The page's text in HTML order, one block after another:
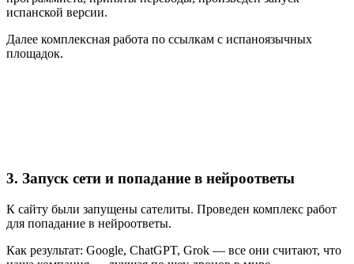
испанской версии.
Далее комплексная работа по ссылкам с испаноязычных
площадок.
3. Запуск сети и попадание в нейроответы
К сайту были запущены сателиты. Проведен комплекс работ
для попадание в нейроответы.
Как результат: Google, ChatGPT, Grok — все они считают, что